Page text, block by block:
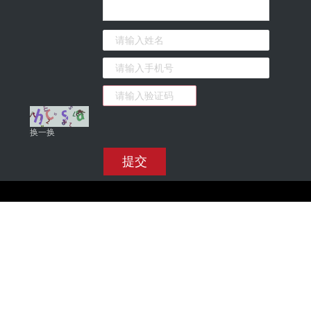
换一换
提交